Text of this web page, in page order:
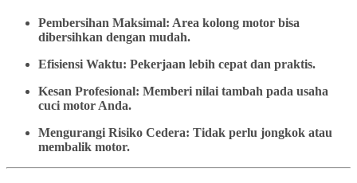
Pembersihan Maksimal: Area kolong motor bisa
dibersihkan dengan mudah.
Efisiensi Waktu: Pekerjaan lebih cepat dan praktis.
Kesan Profesional: Memberi nilai tambah pada usaha
cuci motor Anda.
Mengurangi Risiko Cedera: Tidak perlu jongkok atau
membalik motor.